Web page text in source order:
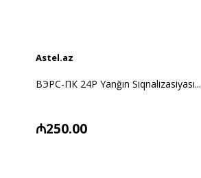
Astel.az
ВЭРС-ПК 24P Yanğın Siqnalizasiyası...
₼250.00